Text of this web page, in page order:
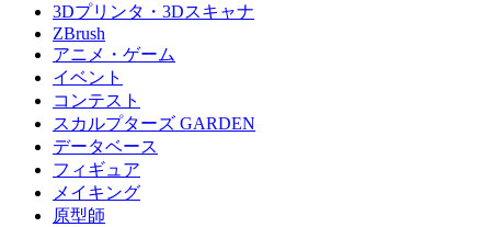
3Dプリンタ・3Dスキャナ
ZBrush
アニメ・ゲーム
イベント
コンテスト
スカルプターズ GARDEN
データベース
フィギュア
メイキング
原型師